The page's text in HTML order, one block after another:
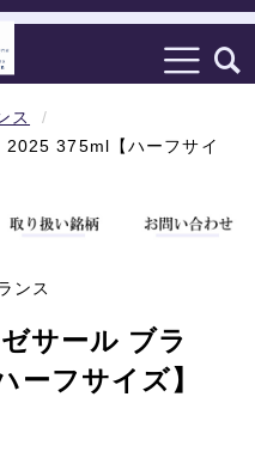
ス
2025 375ml【ハーフサイ
ンス
サール ブラ
ーフサイズ】